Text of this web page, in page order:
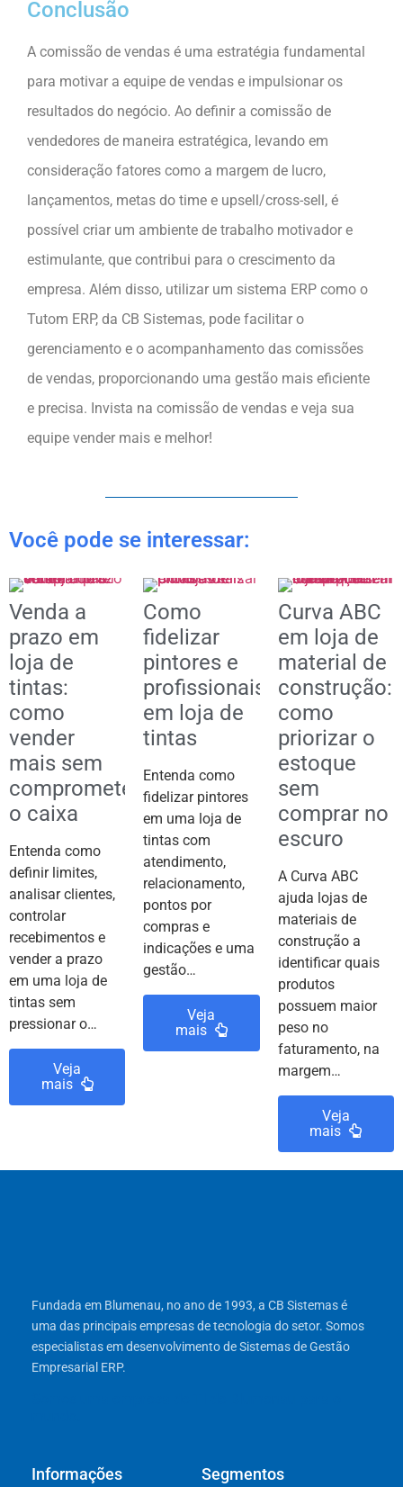
Conclusão
A comissão de vendas é uma estratégia fundamental
para motivar a equipe de vendas e impulsionar os
resultados do negócio. Ao definir a comissão de
vendedores de maneira estratégica, levando em
consideração fatores como a margem de lucro,
lançamentos, metas do time e upsell/cross-sell, é
possível criar um ambiente de trabalho motivador e
estimulante, que contribui para o crescimento da
empresa. Além disso, utilizar um sistema ERP como o
Tutom ERP, da CB Sistemas, pode facilitar o
gerenciamento e o acompanhamento das comissões
de vendas, proporcionando uma gestão mais eficiente
e precisa. Invista na comissão de vendas e veja sua
equipe vender mais e melhor!
Você pode se interessar:
Venda a
prazo em
loja de
tintas:
como
vender
mais sem
comprometer
o caixa
Entenda como
definir limites,
analisar clientes,
controlar
recebimentos e
vender a prazo
em uma loja de
tintas sem
pressionar o…
Veja
mais
Como
fidelizar
pintores e
profissionais
em loja de
tintas
Entenda como
fidelizar pintores
em uma loja de
tintas com
atendimento,
relacionamento,
pontos por
compras e
indicações e uma
gestão…
Veja
mais
Curva ABC
em loja de
material de
construção:
como
priorizar o
estoque
sem
comprar no
escuro
A Curva ABC
ajuda lojas de
materiais de
construção a
identificar quais
produtos
possuem maior
peso no
faturamento, na
margem…
Veja
mais
Fundada em Blumenau, no ano de 1993, a CB Sistemas é
uma das principais empresas de tecnologia do setor. Somos
especialistas em desenvolvimento de Sistemas de Gestão
Empresarial ERP.
Informações Segmentos